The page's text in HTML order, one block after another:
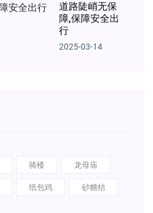
道路陡峭无保
障,保障安全出
行
2025-03-14
骑楼 龙母庙
纸包鸡 砂糖桔